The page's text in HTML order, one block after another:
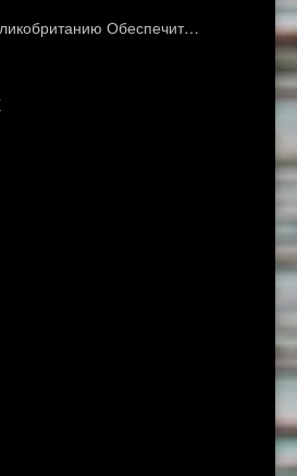
Обеспечит…